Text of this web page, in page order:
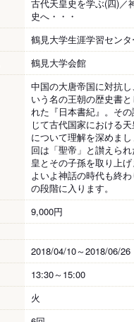
古代天皇史を学ぶ(四)／
史へ・・・
鶴見大学生涯学習センタ
鶴見大学会館
中国の大唐帝国に対抗し
いう名の王朝の歴史書と
れた『日本書紀』。そ
じて古代国家における
について理解を深めま
回は「聖帝」と讃えら
皇とその子孫を取り上
よいよ神話の時代も終わ
の段階に入ります。
9,000円
2018/04/10～2018/06/26
13:30～15:00
火